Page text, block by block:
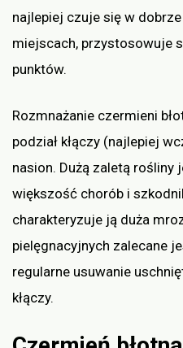
najlepiej czuje się w
miejscach, przystosowuje
punktów.
Rozmnażanie czermieni
podział kłączy (najlepiej
nasion. Dużą zaletą rośliny
większość chorób i
charakteryzuje ją duża
pielęgnacyjnych zalecane
regularne usuwanie
kłączy.